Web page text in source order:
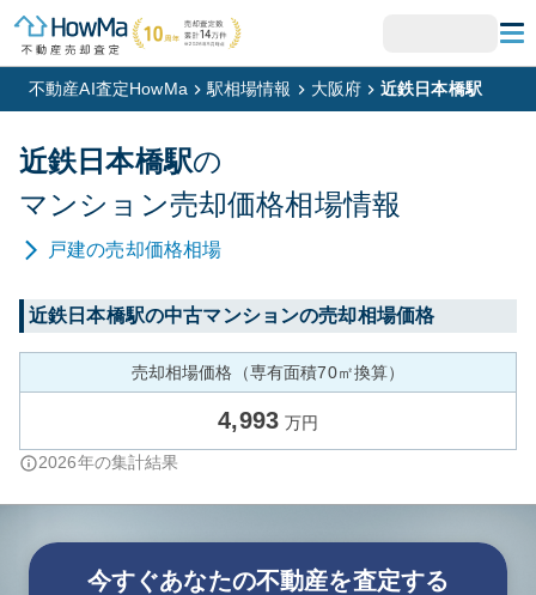
不動産AI査定HowMa 駅相場情報 大阪府 近鉄日本橋駅
近鉄日本橋駅の
マンション売却価格相場情報
戸建の売却価格相場
近鉄日本橋駅の中古マンションの売却相場価格
売却相場価格（専有面積70㎡換算）
4,993 万円
2026年の集計結果
今すぐあなたの不動産を査定する